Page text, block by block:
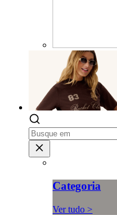
Categoria
Ver tudo >